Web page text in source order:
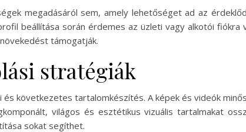
megadásáról sem, amely lehetőséget ad az
beállítása során érdemes az üzleti vagy alkotói
támogatják.
stratégiák
következetes tartalomkészítés. A képek és videók
világos és esztétikus vizuális tartalmakat
sokat segíthet.